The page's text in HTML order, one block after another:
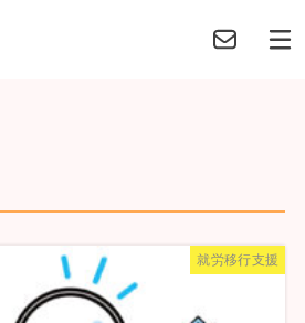
就労移行支援